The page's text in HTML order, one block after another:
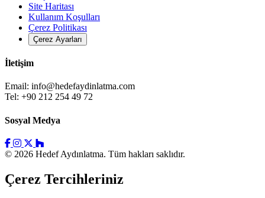
Site Haritası
Kullanım Koşulları
Çerez Politikası
Çerez Ayarları
İletişim
Email: info@hedefaydinlatma.com
Tel: +90 212 254 49 72
Sosyal Medya
© 2026 Hedef Aydınlatma. Tüm hakları saklıdır.
Çerez Tercihleriniz